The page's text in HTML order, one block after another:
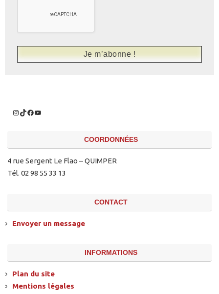
COORDONNÉES
4 rue Sergent Le Flao – QUIMPER
Tél. 02 98 55 33 13
CONTACT
Envoyer un message
INFORMATIONS
Plan du site
Mentions légales